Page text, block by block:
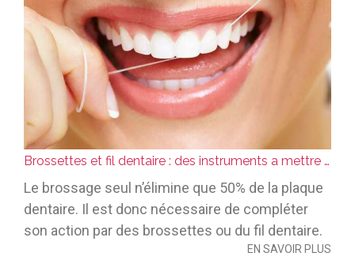
Brossettes et fil dentaire : des instruments a mettre entre toutes les dents
Le brossage seul n’élimine que 50% de la plaque
dentaire. Il est donc nécessaire de compléter
son action par des brossettes ou du fil dentaire.
EN SAVOIR PLUS